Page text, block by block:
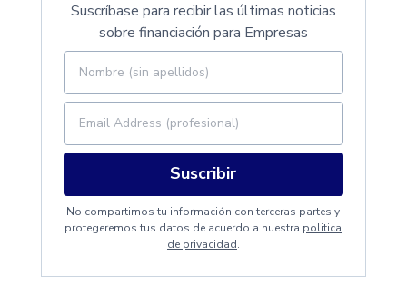
Suscríbase para recibir las últimas noticias
sobre financiación para Empresas
Suscribir
No compartimos tu información con terceras partes y
protegeremos tus datos de acuerdo a nuestra politica
de privacidad.